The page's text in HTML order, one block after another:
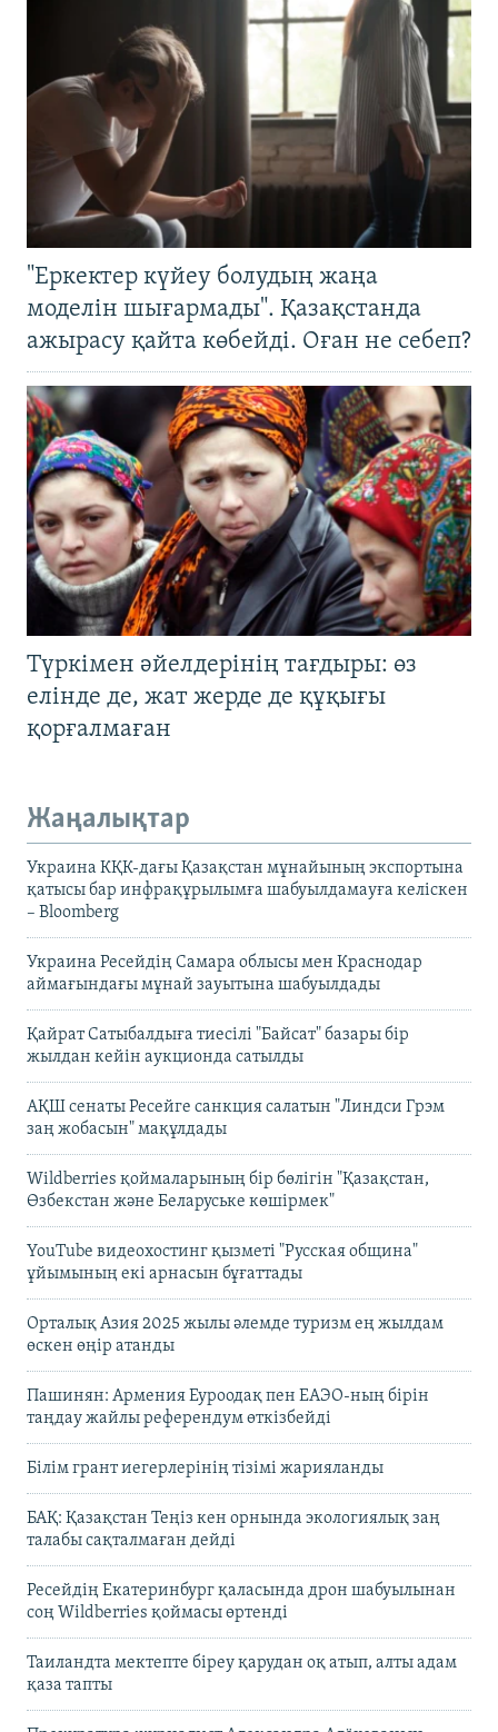
"Еркектер күйеу болудың жаңа
моделін шығармады". Қазақстанда
ажырасу қайта көбейді. Оған не себеп?
Түркімен әйелдерінің тағдыры: өз
елінде де, жат жерде де құқығы
қорғалмаған
Жаңалықтар
Украина КҚК-дағы Қазақстан мұнайының экспортына
қатысы бар инфрақұрылымға шабуылдамауға келіскен
– Bloomberg
Украина Ресейдің Самара облысы мен Краснодар
аймағындағы мұнай зауытына шабуылдады
Қайрат Сатыбалдыға тиесілі "Байсат" базары бір
жылдан кейін аукционда сатылды
АҚШ сенаты Ресейге санкция салатын "Линдси Грэм
заң жобасын" мақұлдады
Wildberries қоймаларының бір бөлігін "Қазақстан,
Өзбекстан және Беларуське көшірмек"
YouTube видеохостинг қызметі "Русская община"
ұйымының екі арнасын бұғаттады
Орталық Азия 2025 жылы әлемде туризм ең жылдам
өскен өңір атанды
Пашинян: Армения Еуроодақ пен ЕАЭО-ның бірін
таңдау жайлы референдум өткізбейді
Білім грант иегерлерінің тізімі жарияланды
БАҚ: Қазақстан Теңіз кен орнында экологиялық заң
талабы сақталмаған дейді
Ресейдің Екатеринбург қаласында дрон шабуылынан
соң Wildberries қоймасы өртенді
Таиландта мектепте біреу қарудан оқ атып, алты адам
қаза тапты